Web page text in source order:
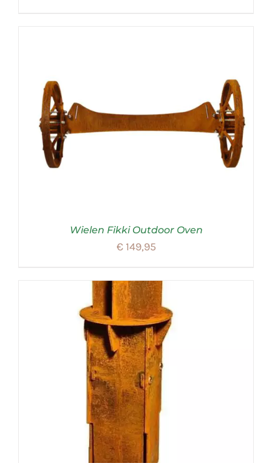
Wielen Fikki Outdoor Oven
€149,95